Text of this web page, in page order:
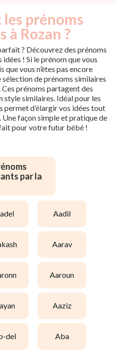
prénoms
à Rozan ?
? Découvrez des prénoms
! Si le prénom que vous
vous n’êtes pas encore
de prénoms similaires
prénoms partagent des
style similaires. Idéal pour les
permet d’élargir vos idées tout
façon simple et pratique de
pour votre futur bébé !
par la
aadel aadil
aarav
aaroun
aaziz
del aba